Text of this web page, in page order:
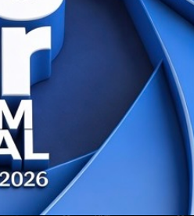
Sve informacije možete
Vukovar Film Festivala, od
(od 09h do 18h) u
Strossmayerova 20, 32000
+385 (0)32 450 022
+385 (0)32 450 020
+385 (0)32 450 033
+385 (0)32 450 034
+385 (0)32 440 035
PRIJAŠNJI FESTIVALI